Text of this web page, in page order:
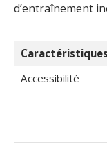
d’entraînement
Caractéristiques
Accessibilité